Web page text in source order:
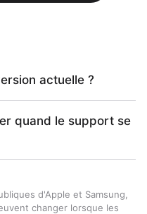
actuelle ?
quand le support se
d'Apple et Samsung,
changer lorsque les